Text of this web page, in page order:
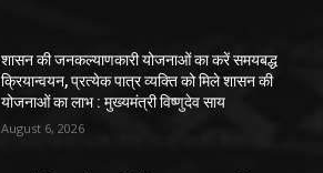
शासन की जनकल्याणकारी योजनाओं का करें समयबद्ध
क्रियान्वयन, प्रत्येक पात्र व्यक्ति को मिले शासन की
योजनाओं का लाभ : मुख्यमंत्री विष्णुदेव साय
August 6, 2026